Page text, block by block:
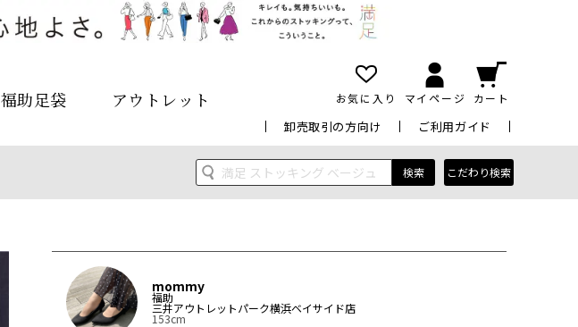
福助足袋 アウトレット お気に入り マイページ カート
卸売取引の方向け ご利用ガイド
検索 こだわり検索
mommy
福助
三井アウトレットパーク横浜ベイサイド店
153cm